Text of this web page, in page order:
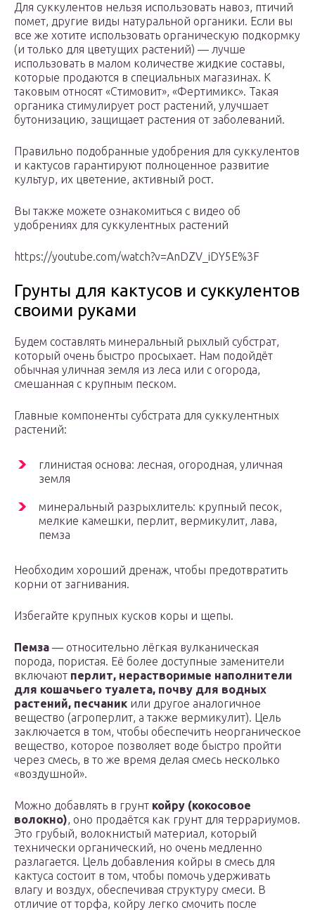
Для суккулентов нельзя использовать навоз, птичий
помет, другие виды натуральной органики. Если вы
все же хотите использовать органическую подкормку
(и только для цветущих растений) — лучше
использовать в малом количестве жидкие составы,
которые продаются в специальных магазинах. К
таковым относят «Стимовит», «Фертимикс». Такая
органика стимулирует рост растений, улучшает
бутонизацию, защищает растения от заболеваний.
Правильно подобранные удобрения для суккулентов
и кактусов гарантируют полноценное развитие
культур, их цветение, активный рост.
Вы также можете ознакомиться с видео об
удобрениях для суккулентных растений
https://youtube.com/watch?v=AnDZV_iDY5E%3F
Грунты для кактусов и суккулентов
своими руками
Будем составлять минеральный рыхлый субстрат,
который очень быстро просыхает. Нам подойдёт
обычная уличная земля из леса или с огорода,
смешанная с крупным песком.
Главные компоненты субстрата для суккулентных
растений:
глинистая основа: лесная, огородная, уличная
земля
минеральный разрыхлитель: крупный песок,
мелкие камешки, перлит, вермикулит, лава,
пемза
Необходим хороший дренаж, чтобы предотвратить
корни от загнивания.
Избегайте крупных кусков коры и щепы.
Пемза — относительно лёгкая вулканическая
порода, пористая. Её более доступные заменители
включают перлит, нерастворимые наполнители
для кошачьего туалета, почву для водных
растений, песчаник или другое аналогичное
вещество (агроперлит, а также вермикулит). Цель
заключается в том, чтобы обеспечить неорганическое
вещество, которое позволяет воде быстро пройти
через смесь, в то же время делая смесь несколько
«воздушной».
Можно добавлять в грунт койру (кокосовое
волокно), оно продаётся как грунт для террариумов.
Это грубый, волокнистый материал, который
технически органический, но очень медленно
разлагается. Цель добавления койры в смесь для
кактуса состоит в том, чтобы помочь удерживать
влагу и воздух, обеспечивая структуру смеси. В
отличие от торфа, койру легко смочить после